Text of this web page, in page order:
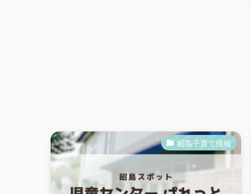
昭島子育て情報